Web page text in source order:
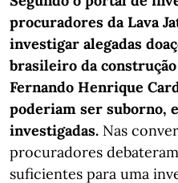
procuradores da Lava
investigar alegadas
brasileiro da
Fernando Henrique
poderiam ser suborno,
investigadas. Nas
procuradores
suficientes para uma